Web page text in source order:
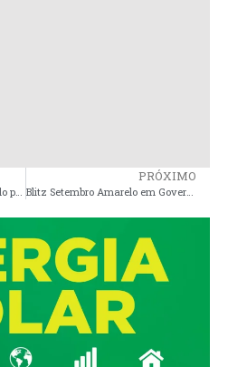
PRÓXIMO
Blitz Setembro Amarelo em Governador Nunes Freira: uma iniciativa de conscientização